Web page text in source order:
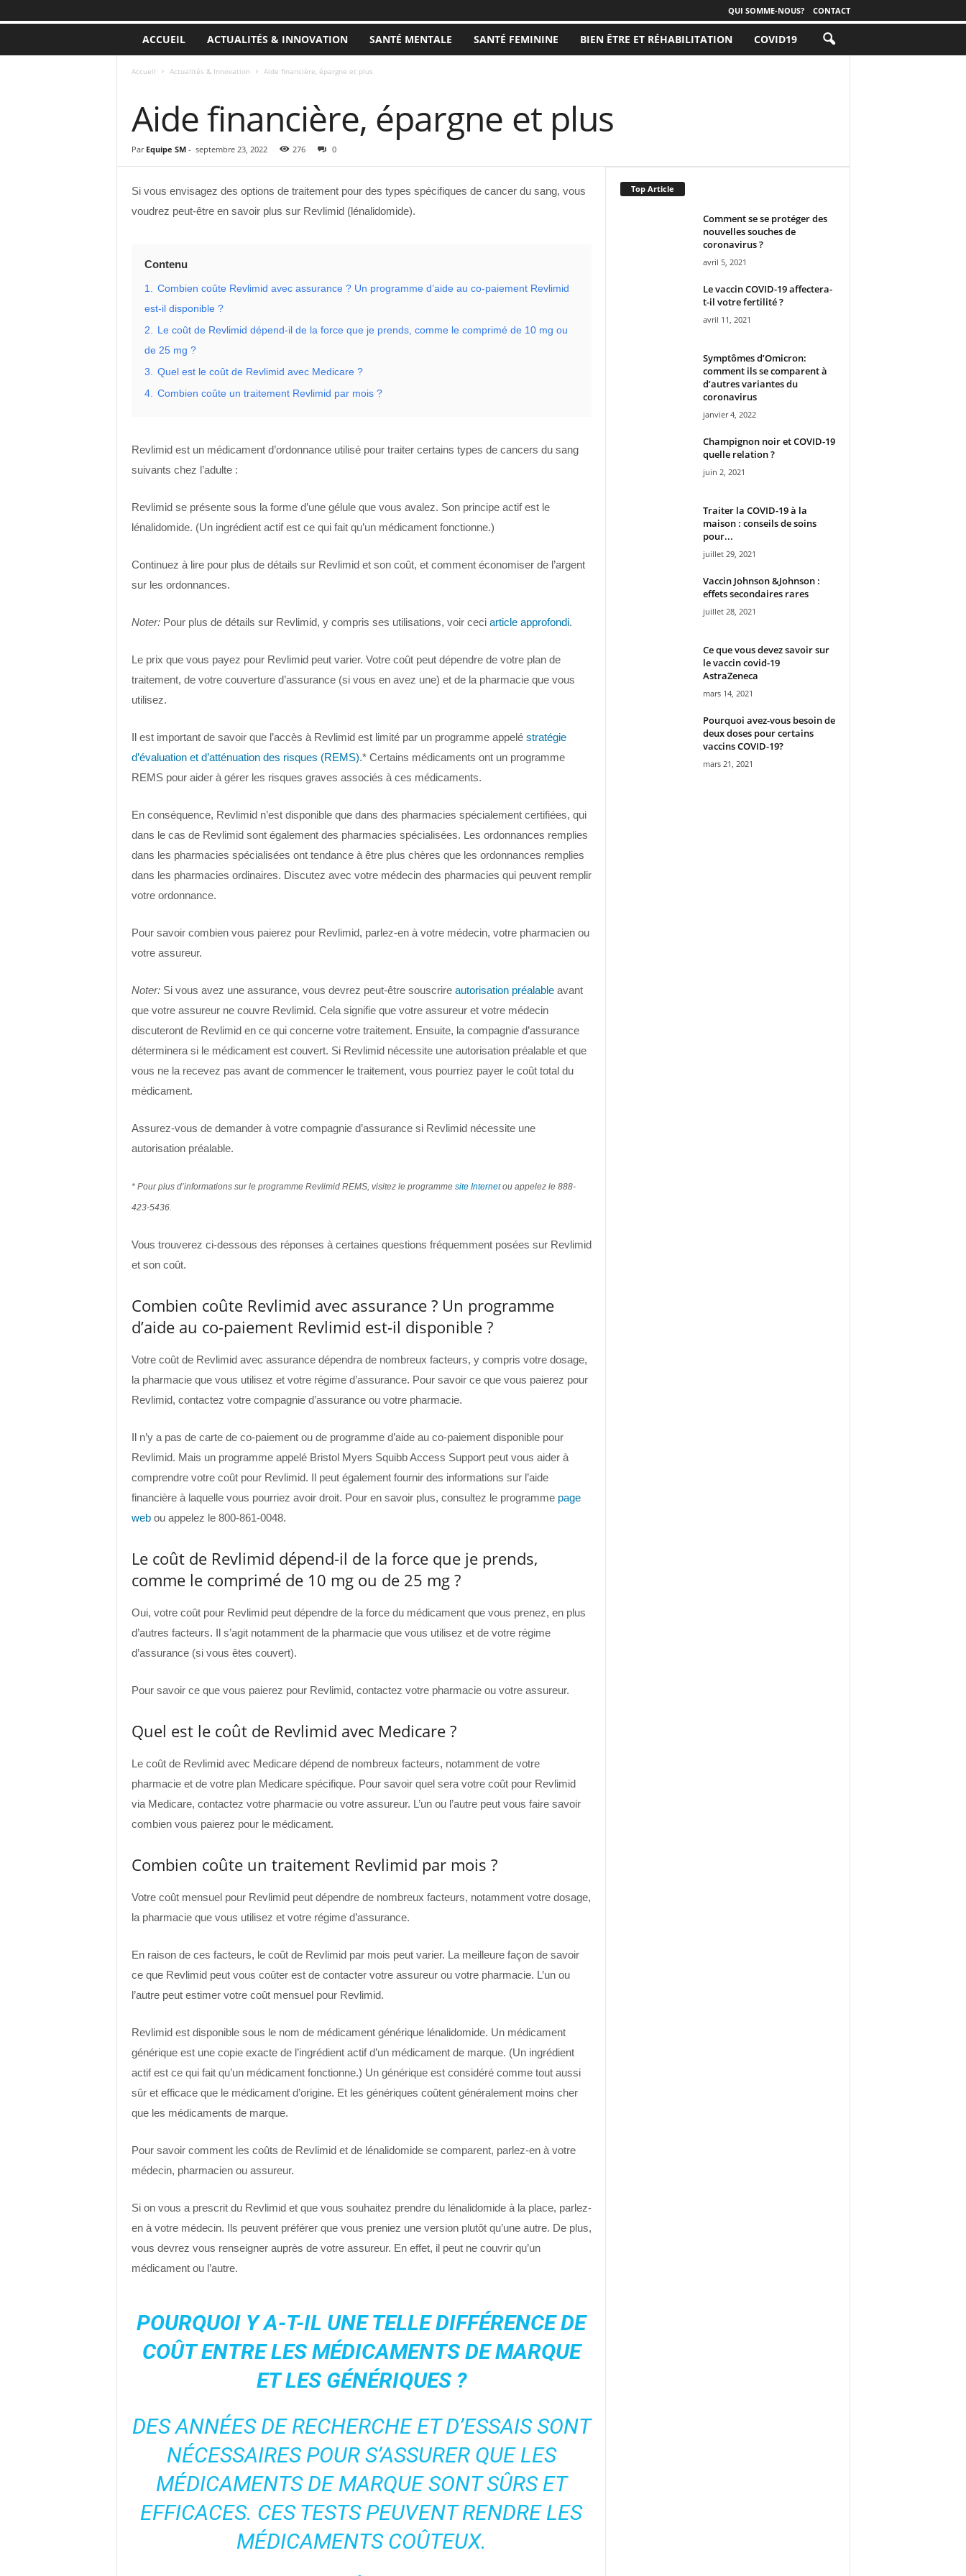
QUI SOMME-NOUS? CONTACT
ACCUEIL ACTUALITÉS & INNOVATION SANTÉ MENTALE SANTÉ FEMININE BIEN ÊTRE ET RÉHABILITATION COVID19
Accueil Actualités & Innovation Aide financière, épargne et plus
Aide financière, épargne et plus
Par Equipe SM- septembre 23, 2022 276 0
Si vous envisagez des options de traitement pour des types spécifiques de cancer du sang, vous
voudrez peut-être en savoir plus sur Revlimid (lénalidomide).
Contenu
1. Combien coûte Revlimid avec assurance ? Un programme d’aide au co-paiement Revlimid
est-il disponible ?
2. Le coût de Revlimid dépend-il de la force que je prends, comme le comprimé de 10 mg ou
de 25 mg ?
3. Quel est le coût de Revlimid avec Medicare ?
4. Combien coûte un traitement Revlimid par mois ?
Revlimid est un médicament d’ordonnance utilisé pour traiter certains types de cancers du sang
suivants chez l’adulte :
Revlimid se présente sous la forme d’une gélule que vous avalez. Son principe actif est le
lénalidomide. (Un ingrédient actif est ce qui fait qu’un médicament fonctionne.)
Continuez à lire pour plus de détails sur Revlimid et son coût, et comment économiser de l’argent
sur les ordonnances.
Noter:Pour plus de détails sur Revlimid, y compris ses utilisations, voir ceci article approfondi.
Le prix que vous payez pour Revlimid peut varier. Votre coût peut dépendre de votre plan de
traitement, de votre couverture d’assurance (si vous en avez une) et de la pharmacie que vous
utilisez.
Il est important de savoir que l’accès à Revlimid est limité par un programme appelé stratégie
d’évaluation et d’atténuation des risques (REMS).* Certains médicaments ont un programme
REMS pour aider à gérer les risques graves associés à ces médicaments.
En conséquence, Revlimid n’est disponible que dans des pharmacies spécialement certifiées, qui
dans le cas de Revlimid sont également des pharmacies spécialisées. Les ordonnances remplies
dans les pharmacies spécialisées ont tendance à être plus chères que les ordonnances remplies
dans les pharmacies ordinaires. Discutez avec votre médecin des pharmacies qui peuvent remplir
votre ordonnance.
Pour savoir combien vous paierez pour Revlimid, parlez-en à votre médecin, votre pharmacien ou
votre assureur.
Noter:Si vous avez une assurance, vous devrez peut-être souscrire autorisation préalableavant
que votre assureur ne couvre Revlimid. Cela signifie que votre assureur et votre médecin
discuteront de Revlimid en ce qui concerne votre traitement. Ensuite, la compagnie d’assurance
déterminera si le médicament est couvert. Si Revlimid nécessite une autorisation préalable et que
vous ne la recevez pas avant de commencer le traitement, vous pourriez payer le coût total du
médicament.
Assurez-vous de demander à votre compagnie d’assurance si Revlimid nécessite une
autorisation préalable.
* Pour plus d’informations sur le programme Revlimid REMS, visitez le programme site Internetou appelez le 888-
423-5436.
Vous trouverez ci-dessous des réponses à certaines questions fréquemment posées sur Revlimid
et son coût.
Combien coûte Revlimid avec assurance ? Un programme
d’aide au co-paiement Revlimid est-il disponible ?
Votre coût de Revlimid avec assurance dépendra de nombreux facteurs, y compris votre dosage,
la pharmacie que vous utilisez et votre régime d’assurance. Pour savoir ce que vous paierez pour
Revlimid, contactez votre compagnie d’assurance ou votre pharmacie.
Il n’y a pas de carte de co-paiement ou de programme d’aide au co-paiement disponible pour
Revlimid. Mais un programme appelé Bristol Myers Squibb Access Support peut vous aider à
comprendre votre coût pour Revlimid. Il peut également fournir des informations sur l’aide
financière à laquelle vous pourriez avoir droit. Pour en savoir plus, consultez le programme page
webou appelez le 800-861-0048.
Le coût de Revlimid dépend-il de la force que je prends,
comme le comprimé de 10 mg ou de 25 mg ?
Oui, votre coût pour Revlimid peut dépendre de la force du médicament que vous prenez, en plus
d’autres facteurs. Il s’agit notamment de la pharmacie que vous utilisez et de votre régime
d’assurance (si vous êtes couvert).
Pour savoir ce que vous paierez pour Revlimid, contactez votre pharmacie ou votre assureur.
Quel est le coût de Revlimid avec Medicare ?
Le coût de Revlimid avec Medicare dépend de nombreux facteurs, notamment de votre
pharmacie et de votre plan Medicare spécifique. Pour savoir quel sera votre coût pour Revlimid
via Medicare, contactez votre pharmacie ou votre assureur. L’un ou l’autre peut vous faire savoir
combien vous paierez pour le médicament.
Combien coûte un traitement Revlimid par mois ?
Votre coût mensuel pour Revlimid peut dépendre de nombreux facteurs, notamment votre dosage,
la pharmacie que vous utilisez et votre régime d’assurance.
En raison de ces facteurs, le coût de Revlimid par mois peut varier. La meilleure façon de savoir
ce que Revlimid peut vous coûter est de contacter votre assureur ou votre pharmacie. L’un ou
l’autre peut estimer votre coût mensuel pour Revlimid.
Revlimid est disponible sous le nom de médicament générique lénalidomide. Un médicament
générique est une copie exacte de l’ingrédient actif d’un médicament de marque. (Un ingrédient
actif est ce qui fait qu’un médicament fonctionne.) Un générique est considéré comme tout aussi
sûr et efficace que le médicament d’origine. Et les génériques coûtent généralement moins cher
que les médicaments de marque.
Pour savoir comment les coûts de Revlimid et de lénalidomide se comparent, parlez-en à votre
médecin, pharmacien ou assureur.
Si on vous a prescrit du Revlimid et que vous souhaitez prendre du lénalidomide à la place, parlez-
en à votre médecin. Ils peuvent préférer que vous preniez une version plutôt qu’une autre. De plus,
vous devrez vous renseigner auprès de votre assureur. En effet, il peut ne couvrir qu’un
médicament ou l’autre.
POURQUOI Y A-T-IL UNE TELLE DIFFÉRENCE DE
COÛT ENTRE LES MÉDICAMENTS DE MARQUE
ET LES GÉNÉRIQUES ?
DES ANNÉES DE RECHERCHE ET D’ESSAIS SONT
NÉCESSAIRES POUR S’ASSURER QUE LES
MÉDICAMENTS DE MARQUE SONT SÛRS ET
EFFICACES. CES TESTS PEUVENT RENDRE LES
MÉDICAMENTS COÛTEUX.
Top Article
Comment se se protéger des
nouvelles souches de
coronavirus ?
avril 5, 2021
Le vaccin COVID-19 affectera-
t-il votre fertilité ?
avril 11, 2021
Symptômes d’Omicron:
comment ils se comparent à
d’autres variantes du
coronavirus
janvier 4, 2022
Champignon noir et COVID-19
quelle relation ?
juin 2, 2021
Traiter la COVID-19 à la
maison : conseils de soins
pour...
juillet 29, 2021
Vaccin Johnson &Johnson :
effets secondaires rares
juillet 28, 2021
Ce que vous devez savoir sur
le vaccin covid-19
AstraZeneca
mars 14, 2021
Pourquoi avez-vous besoin de
deux doses pour certains
vaccins COVID-19?
mars 21, 2021